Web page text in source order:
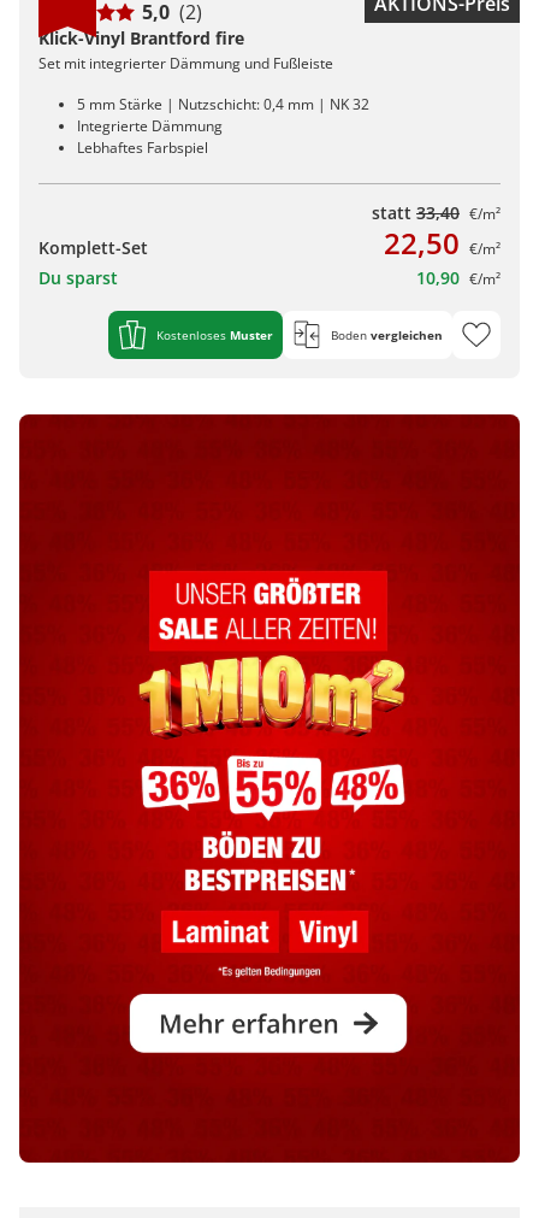
5,0 (2)
Klick-Vinyl Brantford fire
Set mit integrierter Dämmung und Fußleiste
5 mm Stärke | Nutzschicht: 0,4 mm | NK 32
Integrierte Dämmung
Lebhaftes Farbspiel
statt 33,40 €/m²
Komplett-Set 22,50 €/m²
Du sparst 10,90 €/m²
Kostenloses Muster Boden vergleichen